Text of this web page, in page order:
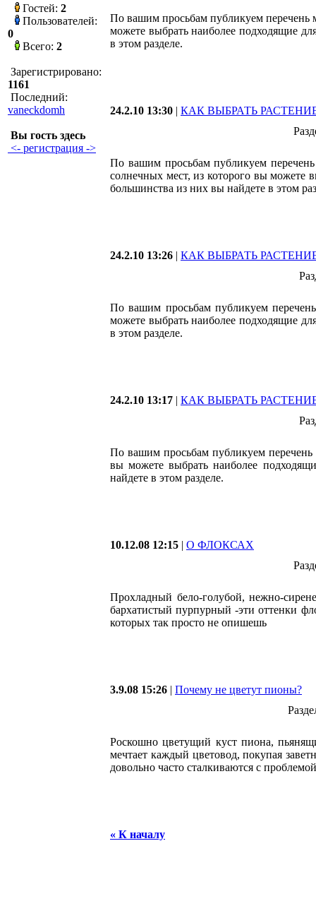
Гостей: 2
Пользователей:
0
Всего: 2
Зарегистрировано:
1161
Последний:
vaneckdomh
Вы гость здесь
<- регистрация ->
По вашим просьбам публикуем перечень
можете выбрать наиболее подходящие
в этом разделе.
24.2.10 13:30 | КАК ВЫБРАТЬ
По вашим просьбам публикуем
солнечных мест, из которого вы можете
большинства из них вы найдете в этом
24.2.10 13:26 | КАК ВЫБРАТЬ
По вашим просьбам публикуем
можете выбрать наиболее подходящие
в этом разделе.
24.2.10 13:17 | КАК ВЫБРАТЬ
По вашим просьбам публикуем перечень
вы можете выбрать наиболее
найдете в этом разделе.
10.12.08 12:15 | О ФЛОКСАХ
Прохладный бело-голубой, нежно-
бархатистый пурпурный -эти оттенки
которых так просто не опишешь
3.9.08 15:26 | Почему не цветут пионы?
Роскошно цветущий куст пиона,
мечтает каждый цветовод, покупая
довольно часто сталкиваются с
« К началу